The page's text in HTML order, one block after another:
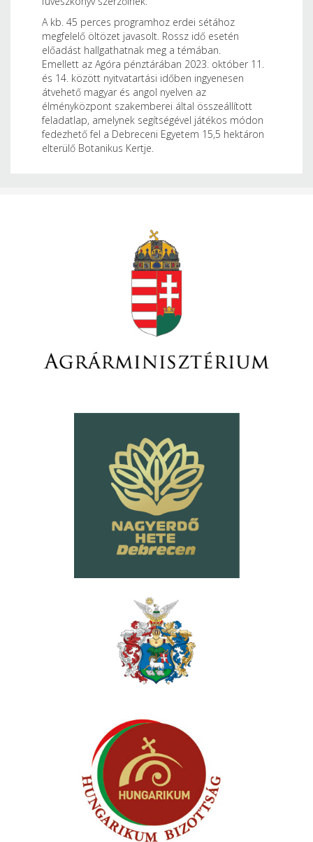
A kb. 45 perces programhoz erdei sétához
megfelelő öltözet javasolt. Rossz idő esetén
előadást hallgathatnak meg a témában.
Emellett az Agóra pénztárában 2023. október 11.
és 14. között nyitvatartási időben ingyenesen
átvehető magyar és angol nyelven az
élményközpont szakemberei által összeállított
feladatlap, amelynek segítségével játékos módon
fedezhető fel a Debreceni Egyetem 15,5 hektáron
elterülő Botanikus Kertje.